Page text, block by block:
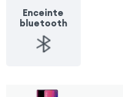
Enceinte
bluetooth